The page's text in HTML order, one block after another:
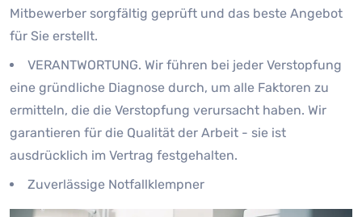
Mitbewerber sorgfältig geprüft und das beste Angebot
für Sie erstellt.
VERANTWORTUNG. Wir führen bei jeder Verstopfung
eine gründliche Diagnose durch, um alle Faktoren zu
ermitteln, die die Verstopfung verursacht haben. Wir
garantieren für die Qualität der Arbeit - sie ist
ausdrücklich im Vertrag festgehalten.
Zuverlässige Notfallklempner